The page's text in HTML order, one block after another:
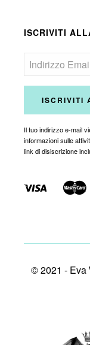
ISCRIVITI
Il tuo indirizzo e-mail
informazioni sulle
link di disiscrizione
© 2021 - Eva